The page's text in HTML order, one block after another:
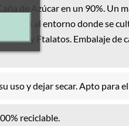
de Azúcar en un 90%. Un
al entorno donde se
A y Ftalatos. Embalaje de
uso y dejar secar. Apto para
reciclable.